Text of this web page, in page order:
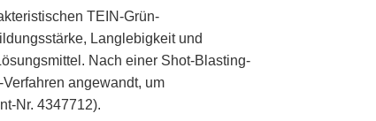
TEIN-Grün-
Langlebigkeit und
Nach einer Shot-Blasting-
angewandt, um
Nr. 4347712).